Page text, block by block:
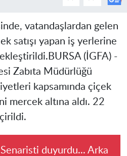
vatandaşlardan gelen
satışı yapan iş yerlerine
BURSA (İGFA) -
Zabıta Müdürlüğü
kapsamında çiçek
mercek altına aldı. 22
Senaristi duyurdu... Arka